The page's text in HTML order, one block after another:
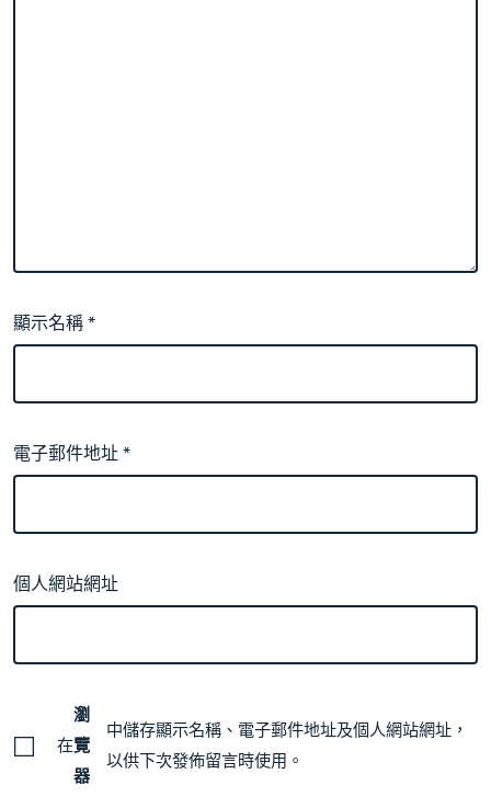
顯示名稱*
電子郵件地址*
個人網站網址
在
瀏
覽
器
中儲存顯示名稱、電子郵件地址及個人網站網址，
以供下次發佈留言時使用。